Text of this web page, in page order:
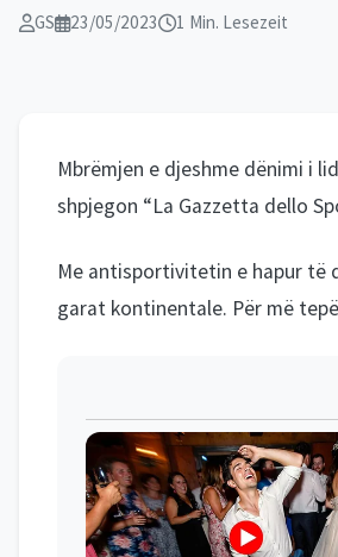
GS 23/05/2023 1 Min. Lesezeit
Mbrëmjen e djeshme dënimi i
shpjegon “La Gazzetta dello
Me antisportivitetin e hapur të
garat kontinentale. Për më